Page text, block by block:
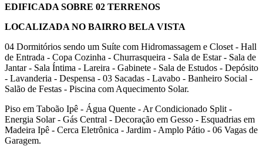
EDIFICADA SOBRE 02 TERRENOS
LOCALIZADA NO BAIRRO BELA VISTA
04 Dormitórios sendo um Suíte com Hidromassagem e Closet - Hall
de Entrada - Copa Cozinha - Churrasqueira - Sala de Estar - Sala de
Jantar - Sala Íntima - Lareira - Gabinete - Sala de Estudos - Depósito
- Lavanderia - Despensa - 03 Sacadas - Lavabo - Banheiro Social -
Salão de Festas - Piscina com Aquecimento Solar.
Piso em Taboão Ipê - Água Quente - Ar Condicionado Split -
Energia Solar - Gás Central - Decoração em Gesso - Esquadrias em
Madeira Ipê - Cerca Eletrônica - Jardim - Amplo Pátio - 06 Vagas de
Garagem.